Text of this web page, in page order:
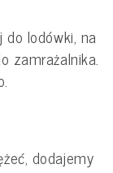
lodówki, na
zamrażalnika.
dodajemy